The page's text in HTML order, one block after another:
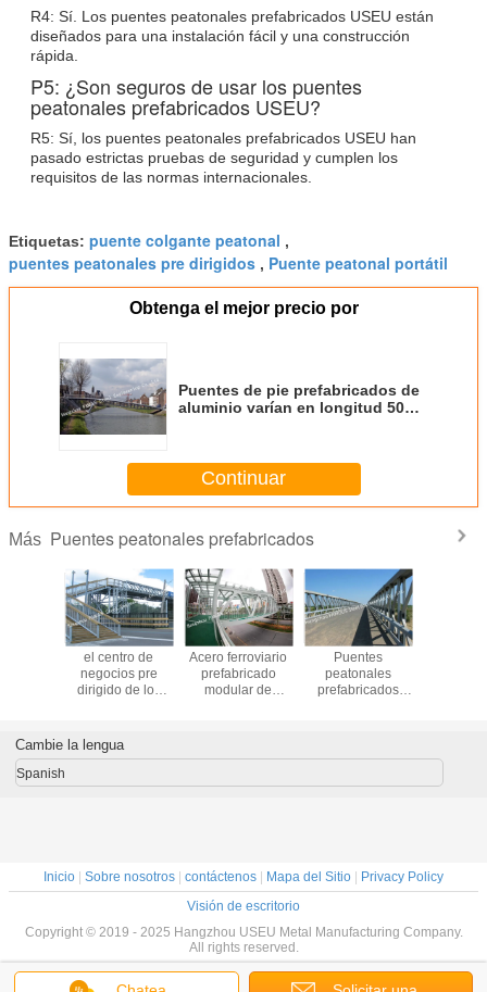
R4: Sí. Los puentes peatonales prefabricados USEU están
diseñados para una instalación fácil y una construcción
rápida.
P5: ¿Son seguros de usar los puentes
peatonales prefabricados USEU?
R5: Sí, los puentes peatonales prefabricados USEU han
pasado estrictas pruebas de seguridad y cumplen los
requisitos de las normas internacionales.
Etiquetas: puente colgante peatonal ,
puentes peatonales pre dirigidos , Puente peatonal portátil
Obtenga el mejor precio por
Puentes de pie prefabricados de
aluminio varían en longitud 50
Continuar
Más Puentes peatonales prefabricados
del
la
camino
turismo
el centro de
negocios pre
dirigido de los
anchura de los
7.3m soluciona
congestionado
Acero ferroviario
prefabricado
modular de
modificado para
particulares
Puentes
peatonales
prefabricados
superior de la
Bailey
Cambie la lengua
Spanish
Inicio | Sobre nosotros | contáctenos | Mapa del Sitio | Privacy Policy
Visión de escritorio
Copyright © 2019 - 2025 Hangzhou USEU Metal Manufacturing Company.
All rights reserved.